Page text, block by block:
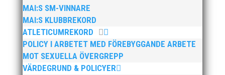
MAI:S SM-VINNARE
MAI:S KLUBBREKORD
ATLETICUMREKORD
POLICY I ARBETET MED FÖREBYGGANDE ARBETE
MOT SEXUELLA ÖVERGREPP
VÄRDEGRUND & POLICYER